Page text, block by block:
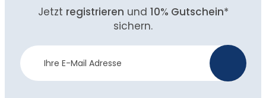
Jetzt registrieren und 10% Gutschein*
sichern.
Newsletter
Anmeldung